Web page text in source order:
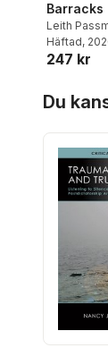
Barracks
Leith
Häftad,
247 kr
Du